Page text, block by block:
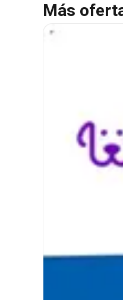
Más